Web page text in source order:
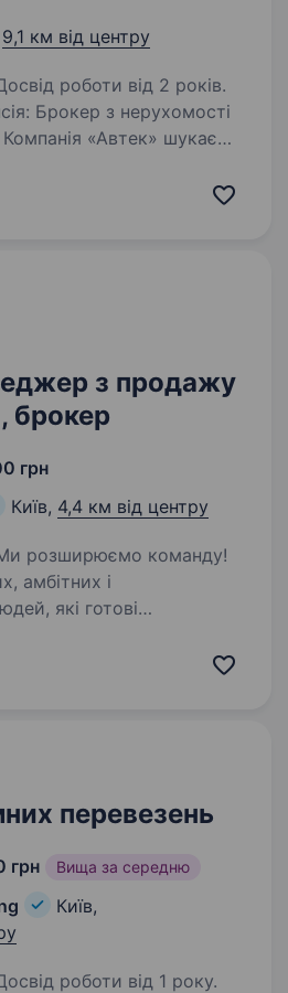
9,1 км від центру
роботи від 2 років.
«Автек» шукає
з продажу
брокер
грн
Київ, 4,4 км від центру
амбітних і
які готові
перевезень
грн Вища за середню
Київ,
роботи від 1 року.